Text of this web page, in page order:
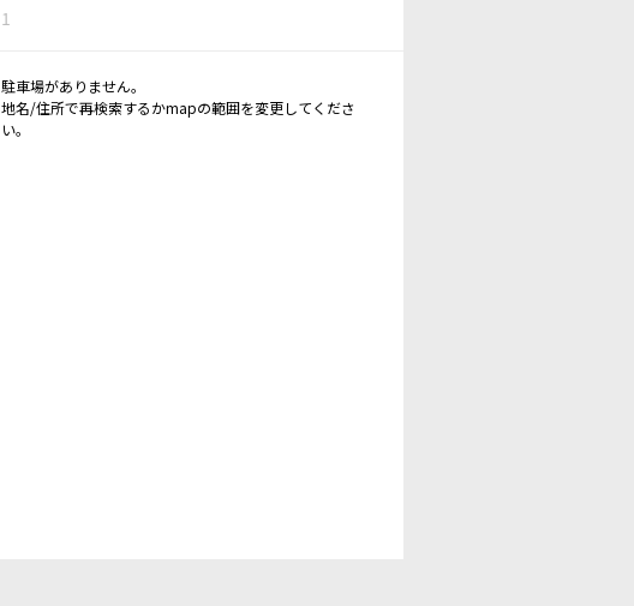
1
駐車場がありません。
地名/住所で再検索するかmapの範囲を変更してくださ
い。